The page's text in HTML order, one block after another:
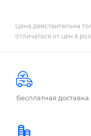
Цена действительна
отличаться от цен в
Бесплатная доставка